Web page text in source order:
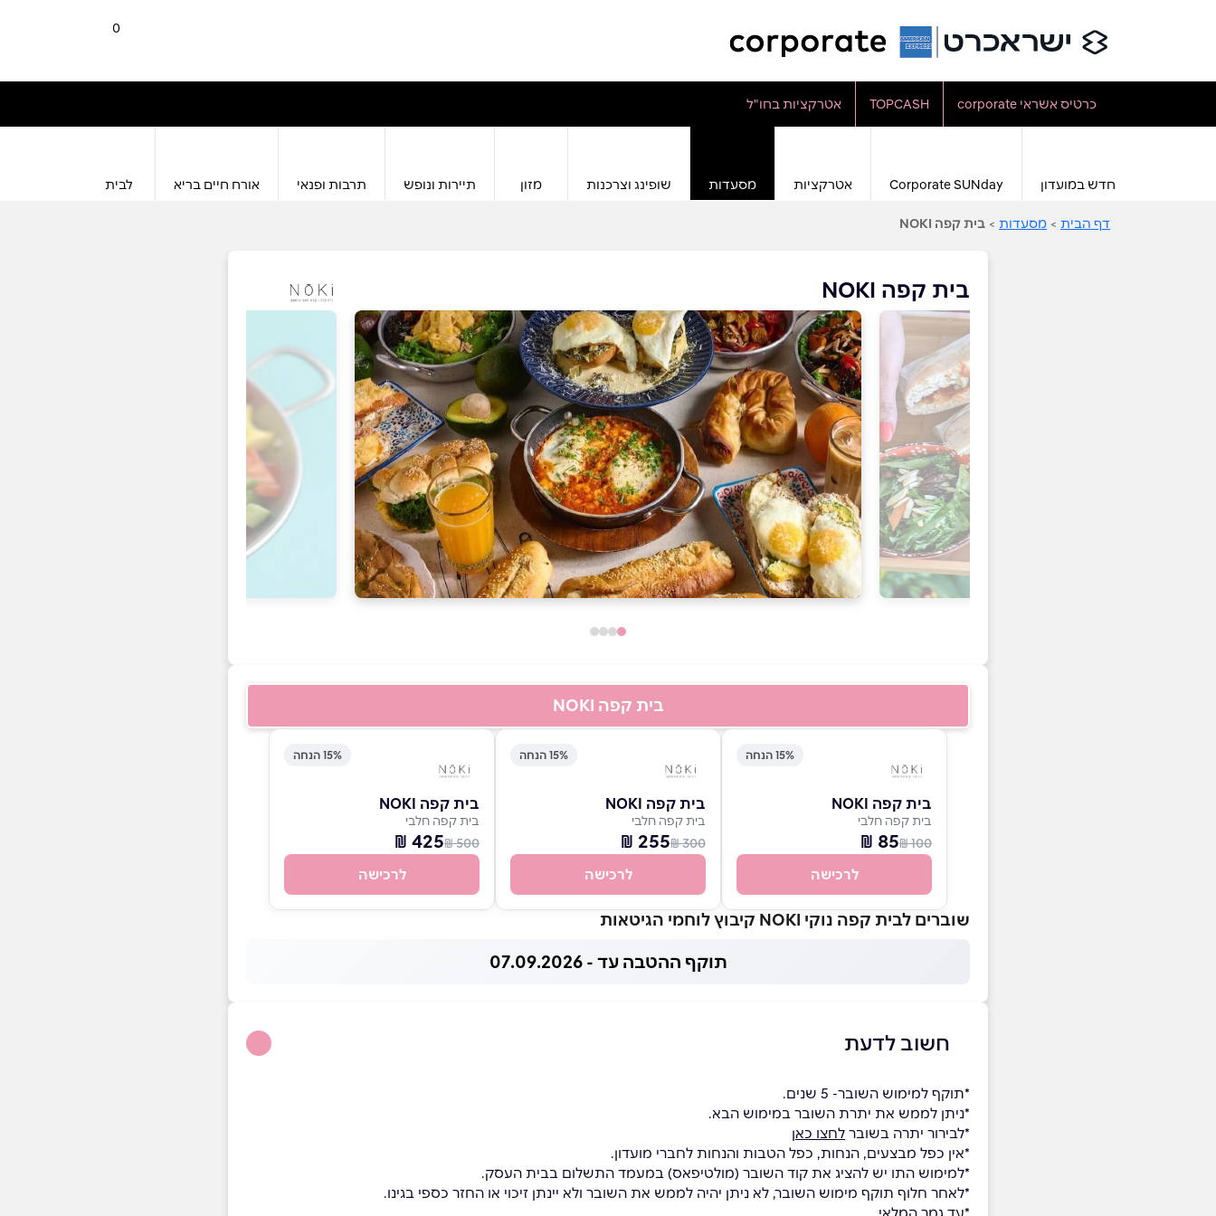
0
כרטיס אשראי corporate TOPCASH אטרקציות בחו"ל
חדש במועדון Corporate SUNday אטרקציות מסעדות שופינג וצרכנות מזון תיירות ונופש תרבות ופנאי אורח חיים בריא לבית
דף הבית > מסעדות > בית קפה NOKI
בית קפה NOKI
בית קפה NOKI
15% הנחה
בית קפה NOKI
בית קפה חלבי
100 ₪
85 ₪
לרכישה
15% הנחה
בית קפה NOKI
בית קפה חלבי
300 ₪
255 ₪
לרכישה
15% הנחה
בית קפה NOKI
בית קפה חלבי
500 ₪
425 ₪
לרכישה
שוברים לבית קפה נוקי NOKI קיבוץ לוחמי הגיטאות
תוקף ההטבה עד - 07.09.2026
חשוב לדעת
*תוקף למימוש השובר- 5 שנים.
*ניתן לממש את יתרת השובר במימוש הבא.
*לבירור יתרה בשובר לחצו כאן
*אין כפל מבצעים, הנחות, כפל הטבות והנחות לחברי מועדון.
*למימוש התו יש להציג את קוד השובר (מולטיפאס) במעמד התשלום בבית העסק.
*לאחר חלוף תוקף מימוש השובר, לא ניתן יהיה לממש את השובר ולא יינתן זיכוי או החזר כספי בגינו.